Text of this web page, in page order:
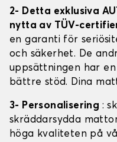
2- Detta exklusiva
nytta av TÜV-
en garanti för
och säkerhet. De
uppsättningen har
bättre stöd. Dina
3- Personalisering :
skräddarsydda
höga kvaliteten på